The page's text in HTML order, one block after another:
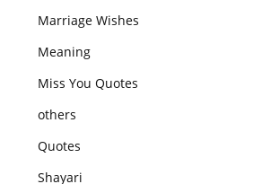
Marriage Wishes
Meaning
Miss You Quotes
others
Quotes
Shayari